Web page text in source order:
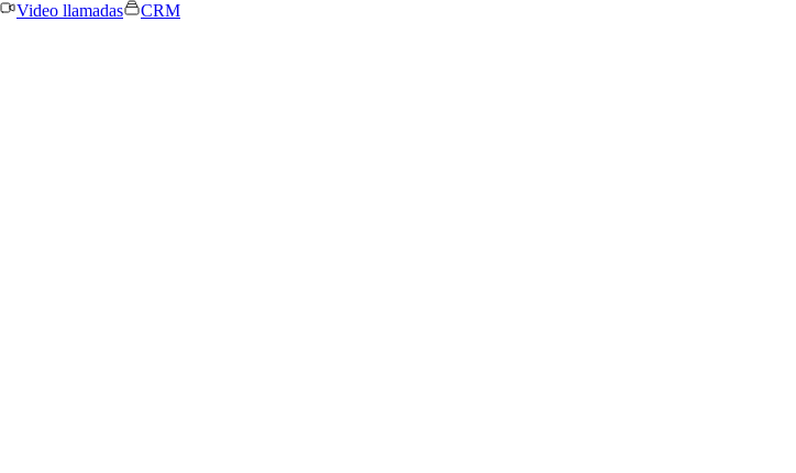
Video llamadas
CRM